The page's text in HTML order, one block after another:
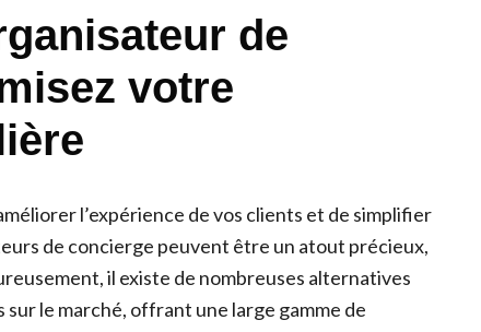
de
votre
l’expérience de vos clients et de simplifier
de concierge peuvent être un atout précieux,
il existe de nombreuses alternatives
le marché, offrant une large gamme de